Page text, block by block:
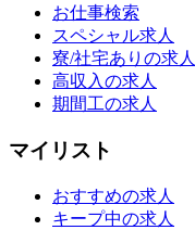
お仕事検索
スペシャル求人
寮/社宅ありの求人
高収入の求人
期間工の求人
マイリスト
おすすめの求人
キープ中の求人